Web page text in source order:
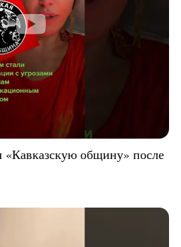
«Кавказскую общину» после